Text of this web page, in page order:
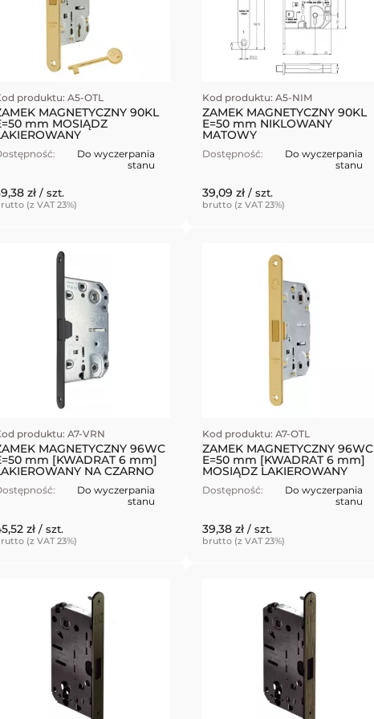
produktu: A5-OTL
MAGNETYCZNY 90KL
mm MOSIĄDZ
Do wyczerpania
stanu
zł / szt.
(z VAT 23%)
Kod produktu: A5-NIM
ZAMEK MAGNETYCZNY 90KL
E=50 mm NIKLOWANY
MATOWY
Dostępność:
Do wyczerpania
stanu
39,09 zł / szt.
brutto (z VAT 23%)
produktu: A7-VRN
MAGNETYCZNY 96WC
mm [KWADRAT 6 mm]
NA CZARNO
Do wyczerpania
stanu
zł / szt.
(z VAT 23%)
Kod produktu: A7-OTL
ZAMEK MAGNETYCZNY 96WC
E=50 mm [KWADRAT 6 mm]
MOSIĄDZ LAKIEROWANY
Dostępność:
Do wyczerpania
stanu
39,38 zł / szt.
brutto (z VAT 23%)